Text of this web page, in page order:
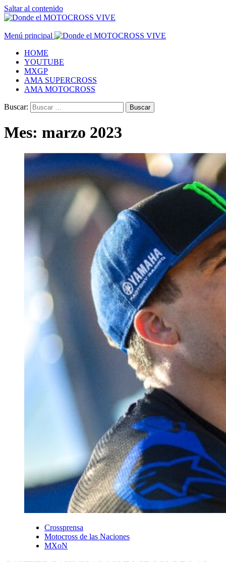
Saltar al contenido
Menú principal
HOME
YOUTUBE
MXGP
AMA SUPERCROSS
AMA MOTOCROSS
Buscar:
Mes: marzo 2023
Crossprensa
Motocross de las Naciones
MXoN